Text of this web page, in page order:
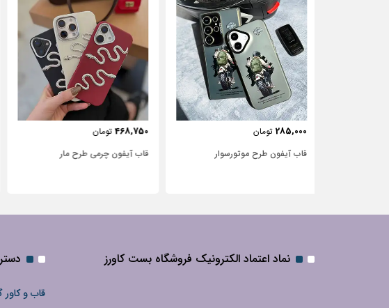
468,750 تومان
قاب آیفون چرمی طرح مار
443,750 تومان
قاب آیفون شفاف با پاپیون سفید و
نماد اعتماد الکترونیک فروشگاه بست کاورز
قاب و